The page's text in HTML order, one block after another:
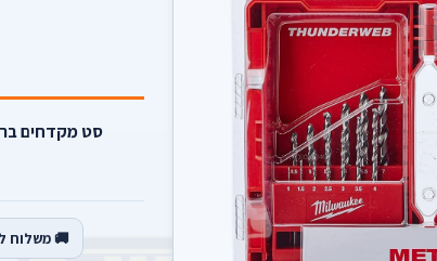
🚚 משלוח